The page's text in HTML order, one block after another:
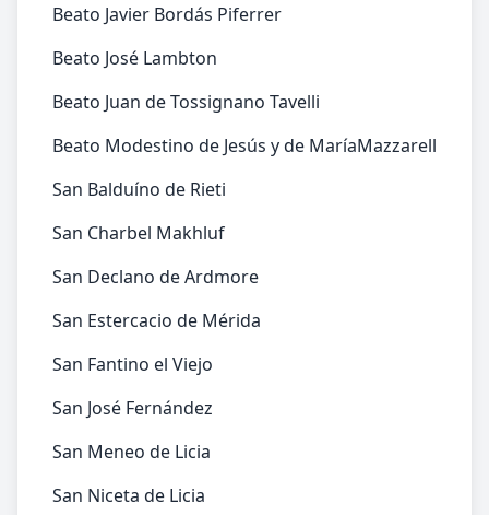
Beato Javier Bordás Piferrer
Beato José Lambton
Beato Juan de Tossignano Tavelli
Beato Modestino de Jesús y de MaríaMazzarell
San Balduíno de Rieti
San Charbel Makhluf
San Declano de Ardmore
San Estercacio de Mérida
San Fantino el Viejo
San José Fernández
San Meneo de Licia
San Niceta de Licia